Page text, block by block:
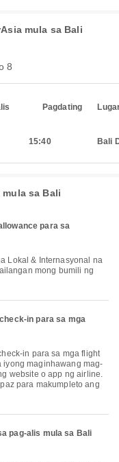
mula sa Bali
8
Pagdating
15:40 Bali
sa Bali
para sa
mong bumili ng
in para sa mga
iyong maginhawang mag-
website o app ng airline.
para makumpleto ang
pag-alis mula sa Bali